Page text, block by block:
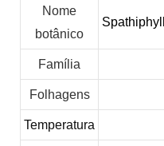
Nome
botânico
Família
Folhagens
Temperatura